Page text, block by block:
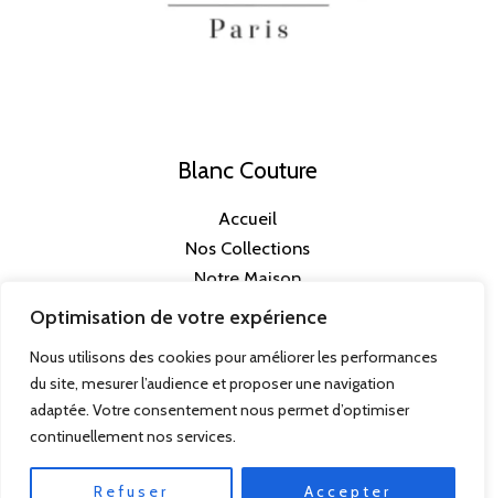
Optimisation de votre expérience
Nous utilisons des cookies pour améliorer les performances
du site, mesurer l’audience et proposer une navigation
adaptée. Votre consentement nous permet d’optimiser
continuellement nos services.
Refuser Accepter
Blanc Couture
Accueil
Nos Collections
Notre Maison
Prendre rendez-vous
Mentions Légales